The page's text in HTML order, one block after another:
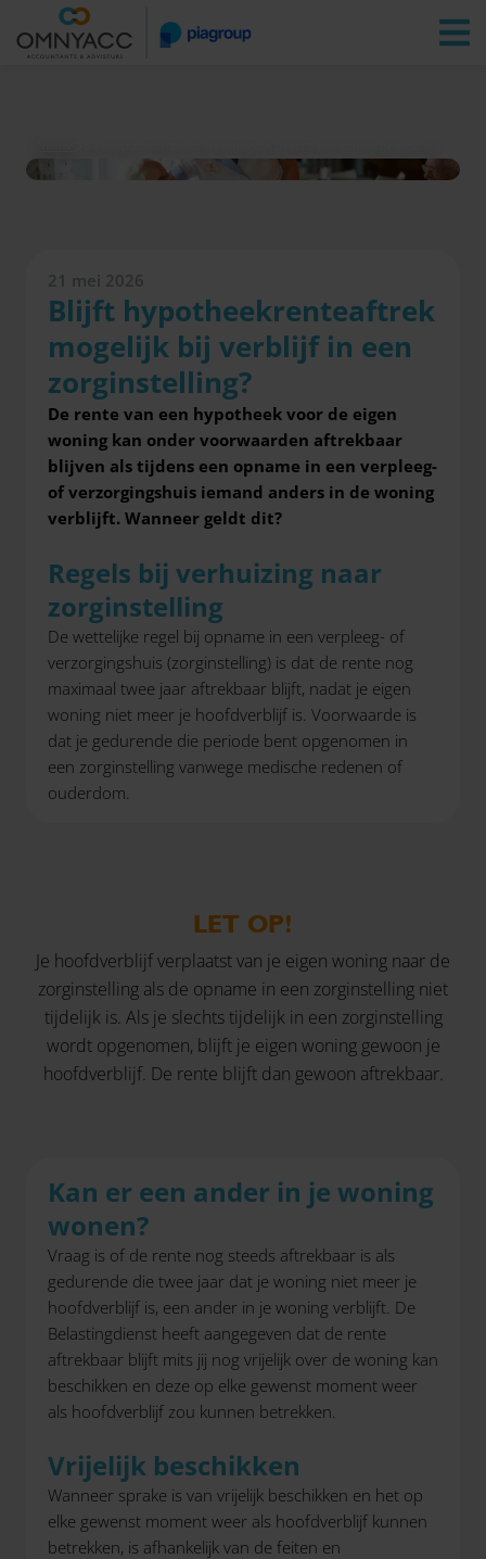
Vestigingen Zoeken
21 mei 2026
Blijft hypotheekrenteaftrek
mogelijk bij verblijf in een
zorginstelling?
De rente van een hypotheek voor de eigen
woning kan onder voorwaarden aftrekbaar
blijven als tijdens een opname in een verpleeg-
of verzorgingshuis iemand anders in de woning
verblijft. Wanneer geldt dit?
Regels bij verhuizing naar
zorginstelling
De wettelijke regel bij opname in een verpleeg- of
verzorgingshuis (zorginstelling) is dat de rente nog
maximaal twee jaar aftrekbaar blijft, nadat je eigen
woning niet meer je hoofdverblijf is. Voorwaarde is
dat je gedurende die periode bent opgenomen in
een zorginstelling vanwege medische redenen of
ouderdom.
LET OP!
Je hoofdverblijf verplaatst van je eigen woning naar de
zorginstelling als de opname in een zorginstelling niet
tijdelijk is. Als je slechts tijdelijk in een zorginstelling
wordt opgenomen, blijft je eigen woning gewoon je
hoofdverblijf. De rente blijft dan gewoon aftrekbaar.
Kan er een ander in je woning
wonen?
Vraag is of de rente nog steeds aftrekbaar is als
gedurende die twee jaar dat je woning niet meer je
hoofdverblijf is, een ander in je woning verblijft. De
Belastingdienst heeft aangegeven dat de rente
aftrekbaar blijft mits jij nog vrijelijk over de woning kan
beschikken en deze op elke gewenst moment weer
als hoofdverblijf zou kunnen betrekken.
Vrijelijk beschikken
Wanneer sprake is van vrijelijk beschikken en het op
elke gewenst moment weer als hoofdverblijf kunnen
betrekken, is afhankelijk van de feiten en